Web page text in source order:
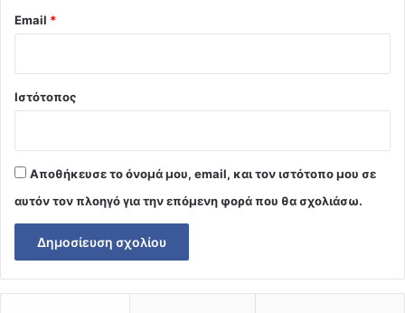
Email *
Ιστότοπος
Αποθήκευσε το όνομά μου, email, και τον ιστότοπο μου σε
αυτόν τον πλοηγό για την επόμενη φορά που θα σχολιάσω.